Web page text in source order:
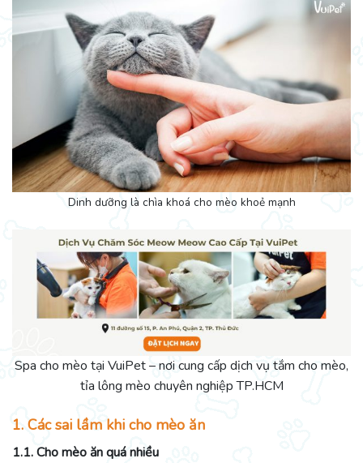
Dinh dưỡng là chìa khoá cho mèo khoẻ mạnh
Spa cho mèo tại VuiPet – nơi cung cấp dịch vụ tắm cho mèo,
tỉa lông mèo chuyên nghiệp TP.HCM
1. Các sai lầm khi cho mèo ăn
1.1. Cho mèo ăn quá nhiều